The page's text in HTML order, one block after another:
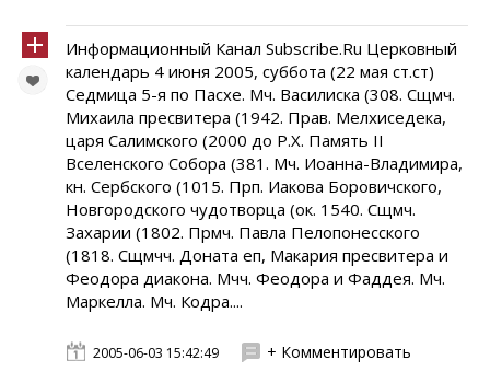
Информационный Канал Subscribe.Ru Церковный
календарь 4 июня 2005, суббота (22 мая ст.ст)
Седмица 5-я по Пасхе. Мч. Василиска (308. Сщмч.
Михаила пресвитера (1942. Прав. Мелхиседека,
царя Салимского (2000 до Р.Х. Память II
Вселенского Собора (381. Мч. Иоанна-Владимира,
кн. Сербского (1015. Прп. Иакова Боровичского,
Новгородского чудотворца (ок. 1540. Сщмч.
Захарии (1802. Прмч. Павла Пелопонесского
(1818. Сщмчч. Доната еп, Макария пресвитера и
Феодора диакона. Мчч. Феодора и Фаддея. Мч.
Маркелла. Мч. Кодра....
2005-06-03 15:42:49 + Комментировать